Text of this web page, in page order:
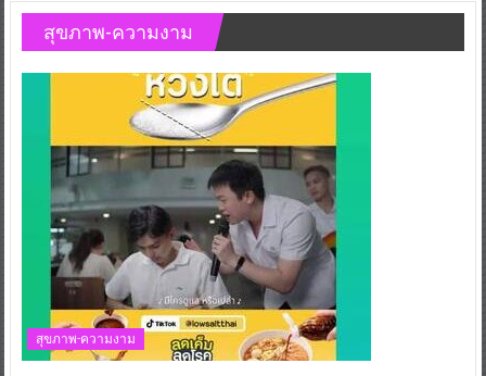
สุขภาพ-ความงาม
สุขภาพ-ความงาม